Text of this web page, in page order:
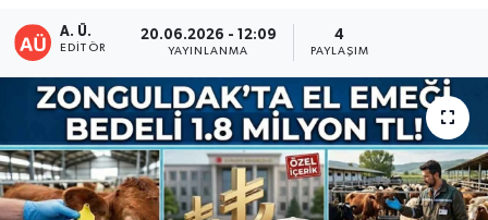
A. Ü.
EDITÖR
20.06.2026 - 12:09
YAYINLANMA
4
PAYLAŞIM
KARABÜK
KASTAMONU